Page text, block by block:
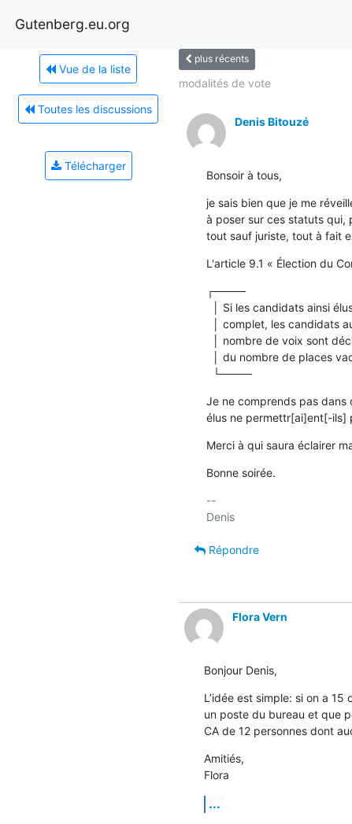
Gutenberg.eu.org
Vue de la liste
Toutes les discussions
Télécharger
plus récents
modalités de vote
Denis Bitouzé
Bonsoir à tous,
je sais bien que je me
à poser sur ces statuts qui,
tout sauf juriste, tout à fait
L'article 9.1 « Élection du
┌────
  └────
Je ne comprends pas dans
élus ne permettr[ai]ent[-ils]
Merci à qui saura éclairer
Bonne soirée.
--
Denis
Répondre
Flora Vern
Bonjour Denis,
L’idée est simple: si on a
un poste du bureau et que
CA de 12 personnes dont
Amitiés,
Flora
...